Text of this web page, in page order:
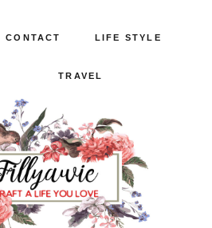
CONTACT LIFE STYLE
TRAVEL